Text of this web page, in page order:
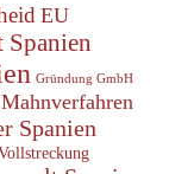
EU
Spanien
Gründung GmbH
Spanien